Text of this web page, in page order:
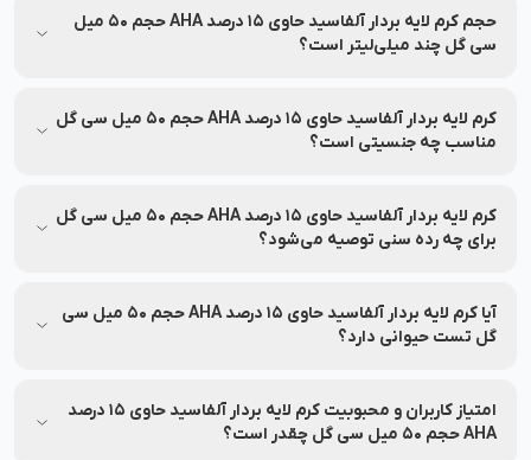
درج شده و در صورت نیاز به‌روزرسانی خواهد شد.
حجم کرم لایه بردار آلفاسید حاوی 15 درصد AHA حجم 50 میل
سی گل چند میلی‌لیتر است؟
محصول درج شده است.
کرم لایه بردار آلفاسید حاوی 15 درصد AHA حجم 50 میل سی گل
مناسب چه جنسیتی است؟
مناسب برای عموم افراد می‌باشد.
کرم لایه بردار آلفاسید حاوی 15 درصد AHA حجم 50 میل سی گل
برای چه رده سنی توصیه می‌شود؟
مناسب برای افراد رده سنی جوان و بزرگسال می‌باشد.
آیا کرم لایه بردار آلفاسید حاوی 15 درصد AHA حجم 50 میل سی
گل تست حیوانی دارد؟
روی حیوانات تست نشده است.
امتیاز کاربران و محبوبیت کرم لایه بردار آلفاسید حاوی 15 درصد
AHA حجم 50 میل سی گل چقدر است؟